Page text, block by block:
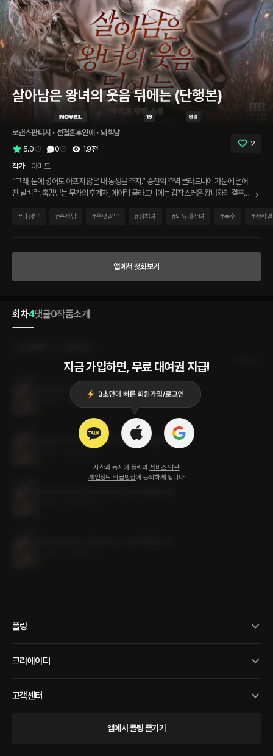
살아남은 왕녀의 웃음 뒤에는 (단행본)
로맨스판타지 • 선결혼후연애 • 뇌섹남
5.0
0 1.9천
2
작가
아미드
“그래, 눈에 넣어도 아프지 않은 내 동생을 주지.” 승전의 주역 클라드니에 가문에 떨어
진 날벼락. 촉망받는 무가의 후계자, 에이릭 클라드니에는 갑작스러운 왕녀와의 결혼을
니에. 그러나 모습을 드러낸 왕녀는 어린아이만도 못한 행동으로 모두를 충격에 빠트리
#다정남 #순정남 #존댓말남 #상처녀 #외유내강녀 #복수 #정략
앱에서 첫화보기
회차4댓글0작품소개
지금 가입하면, 무료 대여권 지급!
시작과 동시에 플링의 서비스 약관
개인정보 취급방침에 동의하게 됩니다
살아남은 왕녀의 웃음 뒤에는 (19금 개정판) 4권 (완결)
2023.07.21
살아남은 왕녀의 웃음 뒤에는 (19금 개정판) 3권
플링
크리에이터
고객센터
앱에서 플링 즐기기